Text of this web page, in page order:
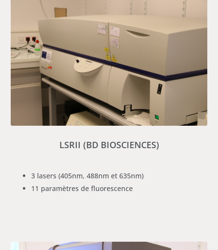
LSRII (BD BIOSCIENCES)
3 lasers (405nm, 488nm et 635nm)
11 paramètres de fluorescence